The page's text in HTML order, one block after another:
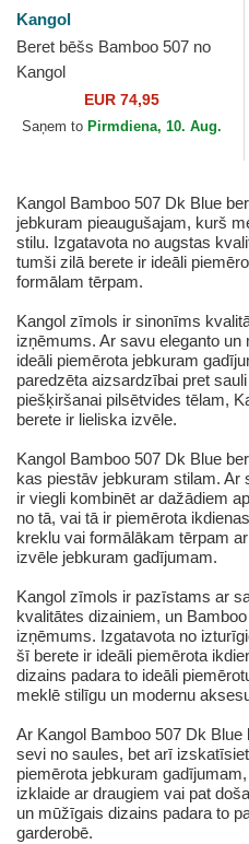
Kangol
Beret bēšs Bamboo 507 no
Kangol
EUR 74,95
Saņem to Pirmdiena, 10. Aug.
Kangol Bamboo 507 Dk Blue
jebkuram pieaugušajam, kurš
stilu. Izgatavota no augstas
tumši zilā berete ir ideāli
formālam tērpam.
Kangol zīmols ir sinonīms
izņēmums. Ar savu eleganto
ideāli piemērota jebkuram
paredzēta aizsardzībai pret
piešķiršanai pilsētvides tēlam,
berete ir lieliska izvēle.
Kangol Bamboo 507 Dk Blue
kas piestāv jebkuram stilam.
ir viegli kombinēt ar dažādiem
no tā, vai tā ir piemērota
kreklu vai formālākam tērpam
izvēle jebkuram gadījumam.
Kangol zīmols ir pazīstams ar
kvalitātes dizainiem, un
izņēmums. Izgatavota no
šī berete ir ideāli piemērota
dizains padara to ideāli
meklē stilīgu un modernu
Ar Kangol Bamboo 507 Dk
sevi no saules, bet arī
piemērota jebkuram
izklaide ar draugiem vai pat
un mūžīgais dizains padara to
garderobē.